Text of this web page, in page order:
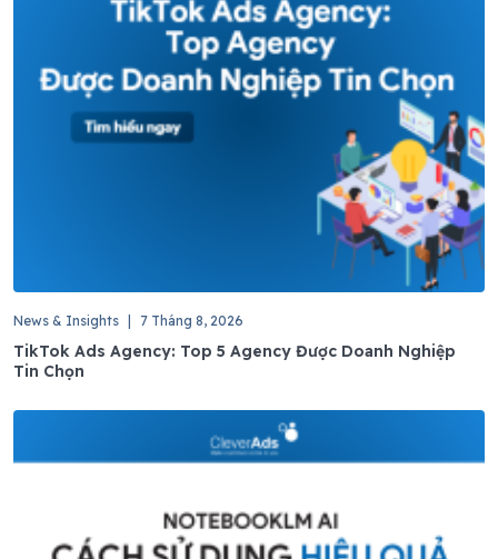
News & Insights | 7 Tháng 8, 2026
TikTok Ads Agency: Top 5 Agency Được Doanh Nghiệp
Tin Chọn